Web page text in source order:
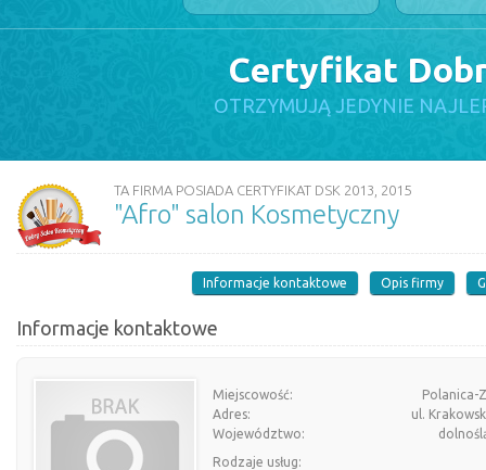
Certyfikat
OTRZYMUJĄ JEDYNIE
TA FIRMA POSIADA CERTYFIKAT DSK 2013, 2015
"Afro" salon Kosmetyczny
Informacje kontaktowe Opis firmy
Informacje kontaktowe
Miejscowość:
Polanica-
Adres:
ul.
Województwo:
Rodzaje usług: